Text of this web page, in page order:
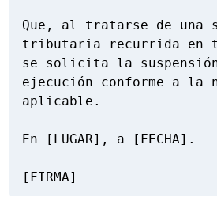
Que, al tratarse de una
tributaria recurrida en
se solicita la
ejecución conforme a la
aplicable.
En [LUGAR], a [FECHA].
[FIRMA]